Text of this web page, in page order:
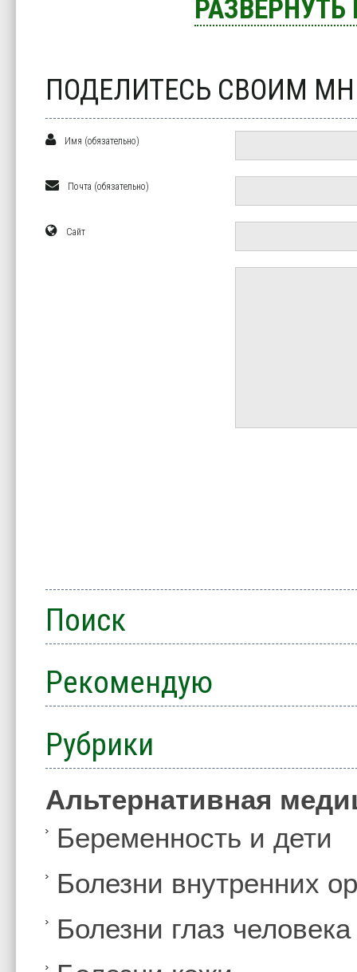
ПОДЕЛИТЕСЬ СВОИМ
Имя (обязательно)
Почта (обязательно)
Сайт
Поиск
Рекомендую
Рубрики
Альтернативная
Беременность и дети
Болезни внутренних
Болезни глаз человека